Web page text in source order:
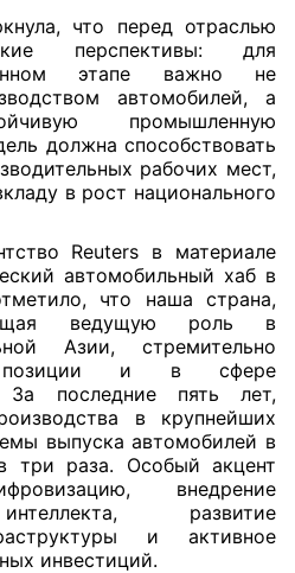
что перед отраслью
перспективы: для
этапе важно не
автомобилей, а
промышленную
должна способствовать
рабочих мест,
в рост национального
Reuters в материале
автомобильный хаб в
что наша страна,
ведущую роль в
Азии, стремительно
позиции и в сфере
За последние пять лет,
в крупнейших
выпуска автомобилей в
три раза. Особый акцент
внедрение
развитие
и активное
инвестиций.